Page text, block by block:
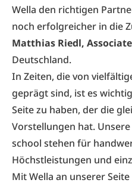
Wella den richtigen
noch erfolgreicher in die
Matthias Riedl,
Deutschland.
In Zeiten, die von
geprägt sind, ist es
Seite zu haben, der die
Vorstellungen hat.
school stehen für
Höchstleistungen und
Mit Wella an unserer